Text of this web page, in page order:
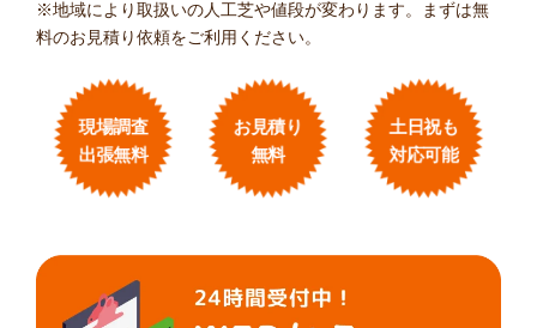
※地域により取扱いの人工芝や値段が変わります。まずは無
料のお見積り依頼をご利用ください。
現場調査
出張無料
お見積り
無料
土日祝も
対応可能